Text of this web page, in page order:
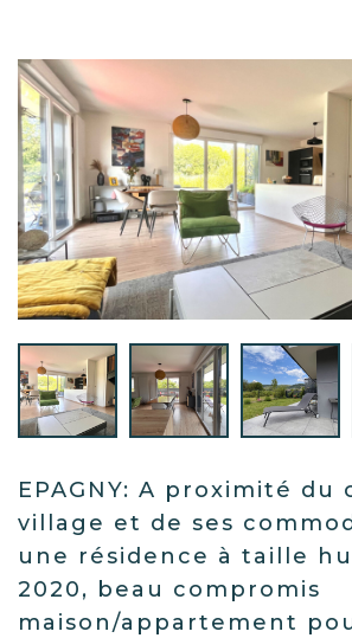
EPAGNY: A proximité du
village et de ses
une résidence à taille
2020, beau compromis
maison/appartement